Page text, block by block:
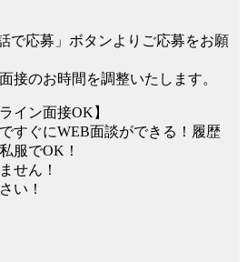
で応募」ボタンよりご応募をお願
接のお時間を調整いたします。
イン面接OK】
すぐにWEB面談ができる！履歴
服でOK！
せん！
い！